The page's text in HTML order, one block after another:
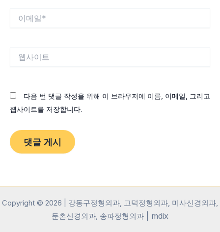
다음 번 댓글 작성을 위해 이 브라우저에 이름, 이메일, 그리고
웹사이트를 저장합니다.
Copyright © 2026 | 강동구정형외과, 고덕정형외과, 미사신경외과,
둔촌신경외과, 송파정형외과
mdix